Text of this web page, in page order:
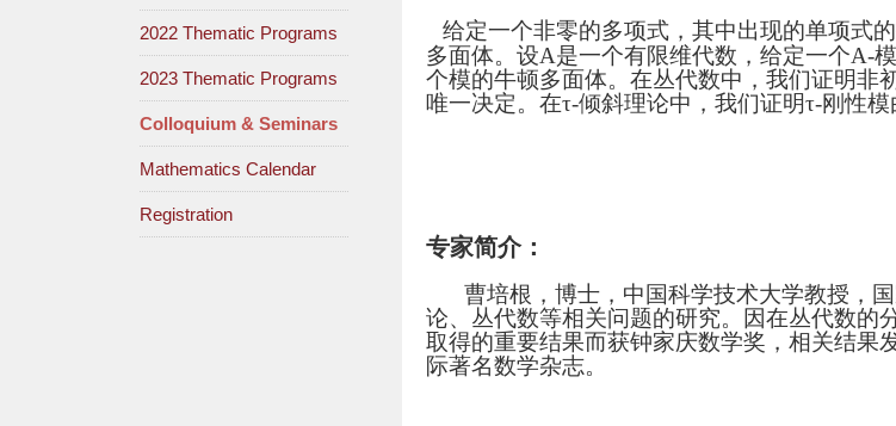
2022 Thematic Programs
2023 Thematic Programs
Colloquium & Seminars
Mathematics Calendar
Registration
给定一个非零的多项式，其中出现的单项式
多面体。 设A是一个有限维代数，给定一个A-
个模的牛顿多面体。在丛代数中，我们证明非
唯一决定。在τ-倾斜理论中，我们证明τ-刚性
专家简介：
曹培根，博士，中国科学技术大学教授，
论、丛代数等相关问题的研究。因在丛代数的
取得的重要结果而获钟家庆数学奖，相关结果
际著名数学杂志。